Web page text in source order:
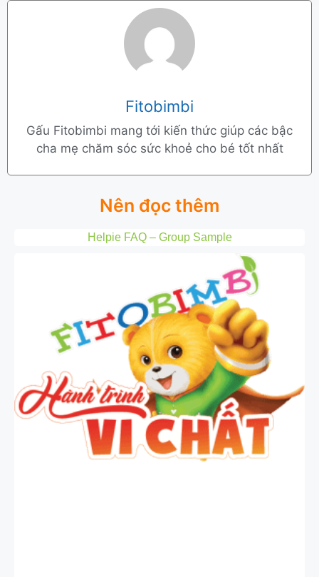
Fitobimbi
Gấu Fitobimbi mang tới kiến thức giúp các bậc
cha mẹ chăm sóc sức khoẻ cho bé tốt nhất
Nên đọc thêm
Helpie FAQ – Group Sample